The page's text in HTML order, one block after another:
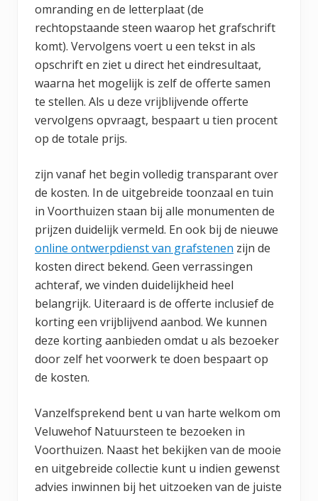
omranding en de letterplaat (de
rechtopstaande steen waarop het grafschrift
komt). Vervolgens voert u een tekst in als
opschrift en ziet u direct het eindresultaat,
waarna het mogelijk is zelf de offerte samen
te stellen. Als u deze vrijblijvende offerte
vervolgens opvraagt, bespaart u tien procent
op de totale prijs.
zijn vanaf het begin volledig transparant over
de kosten. In de uitgebreide toonzaal en tuin
in Voorthuizen staan bij alle monumenten de
prijzen duidelijk vermeld. En ook bij de nieuwe
online ontwerpdienst van grafstenen zijn de
kosten direct bekend. Geen verrassingen
achteraf, we vinden duidelijkheid heel
belangrijk. Uiteraard is de offerte inclusief de
korting een vrijblijvend aanbod. We kunnen
deze korting aanbieden omdat u als bezoeker
door zelf het voorwerk te doen bespaart op
de kosten.
Vanzelfsprekend bent u van harte welkom om
Veluwehof Natuursteen te bezoeken in
Voorthuizen. Naast het bekijken van de mooie
en uitgebreide collectie kunt u indien gewenst
advies inwinnen bij het uitzoeken van de juiste